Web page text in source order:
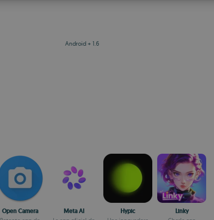
Android + 1.6
Open Camera Meta AI Hypic Linky